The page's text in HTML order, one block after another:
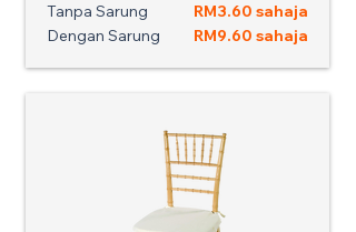
Tanpa Sarung
RM3.60 sahaja
Dengan Sarung
RM9.60 sahaja